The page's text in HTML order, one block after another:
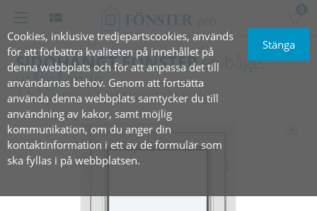
Cookies, inklusive tredjepartscookies, används
för att förbättra kvaliteten på innehållet på
denna webbplats och för att anpassa det till
användarnas behov. Genom att fortsätta
använda denna webbplats samtycker du till
användning av kakor, samt möjlig
kommunikation, om du anger din
kontaktinformation i ett av de formulär som
ska fyllas i på webbplatsen.
Stänga
0
SIDOHÄNGT FÖNSTERen båge,
utåtgående
1 båge med 1 horisontal spröjs